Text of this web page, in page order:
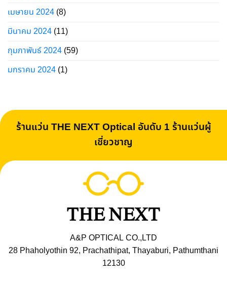
เมษายน 2024 (8)
มีนาคม 2024 (11)
กุมภาพันธ์ 2024 (59)
มกราคม 2024 (1)
ร้านแว่น THE NEXT Optical อันดับ 1 ร้านแว่นผู้
เชี่ยวชาญ
A&P OPTICAL CO.,LTD
28 Phaholyothin 92, Prachathipat, Thayaburi, Pathumthani
12130